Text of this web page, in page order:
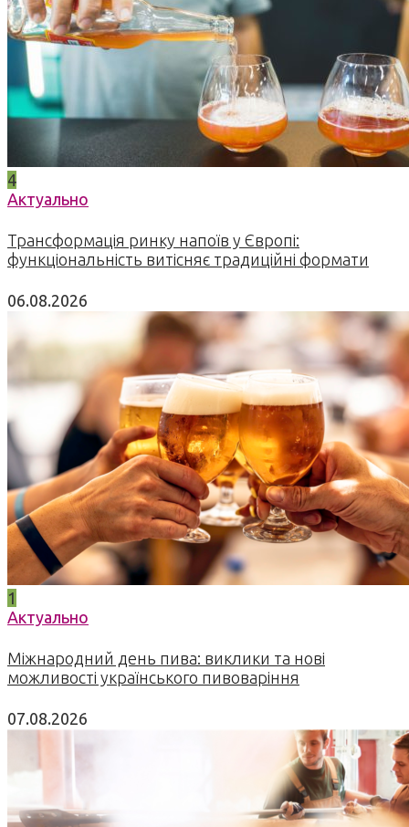
4
Актуально
Трансформація ринку напоїв у Європі:
функціональність витісняє традиційні формати
06.08.2026
1
Актуально
Міжнародний день пива: виклики та нові
можливості українського пивоваріння
07.08.2026